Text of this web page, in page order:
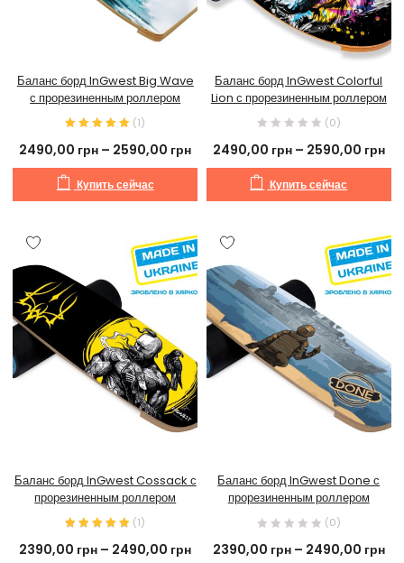
Баланс борд InGwest Big Wave
с прорезиненным роллером
(1)
2490,00 грн – 2590,00 грн
Купить сейчас
Баланс борд InGwest Colorful
Lion с прорезиненным роллером
(0)
2490,00 грн– 2590,00 грн
Купить сейчас
Баланс борд InGwest Cossack с
прорезиненным роллером
(1)
2390,00 грн – 2490,00 грн
Баланс борд InGwest Done с
прорезиненным роллером
(0)
2390,00 грн– 2490,00 грн